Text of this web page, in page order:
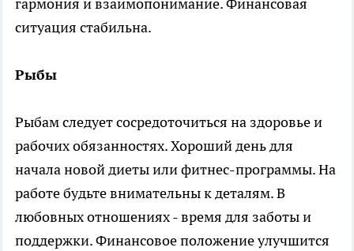
гармония и взаимопонимание. Финансовая
ситуация стабильна.
Рыбы
Рыбам следует сосредоточиться на здоровье и
рабочих обязанностях. Хороший день для
начала новой диеты или фитнес-программы. На
работе будьте внимательны к деталям. В
любовных отношениях - время для заботы и
поддержки. Финансовое положение улучшится